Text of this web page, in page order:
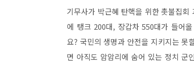
기무사가 박근혜 탄핵을 위한 촛불집
에 탱크 200대, 장갑차 550대가 들어
요? 국민의 생명과 안전을 지키지는 못
면 아직도 암암리에 숨어 있는 정치 군